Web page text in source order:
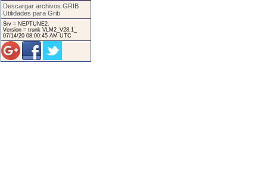
Descargar archivos GRIB
Utilidades para Grib
Srv = NEPTUNE2.
Version = trunk VLM2_V28.1_
07/14/20 08:00:45 AM UTC